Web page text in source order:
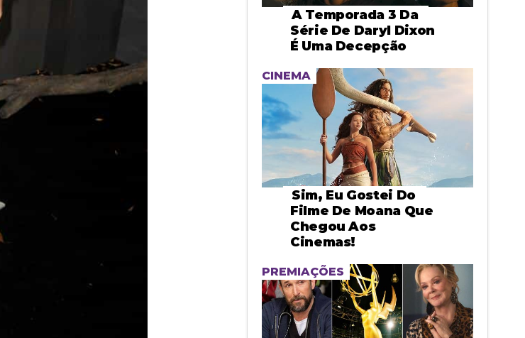
A Temporada 3 Da
Série De Daryl Dixon
É Uma Decepção
CINEMA
Sim, Eu Gostei Do
Filme De Moana Que
Chegou Aos
Cinemas!
PREMIAÇÕES